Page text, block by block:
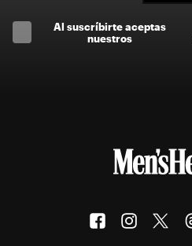
Al suscríbirte aceptas
nuestros